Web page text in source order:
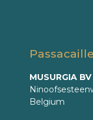
MUSURGIA BV
Belgium